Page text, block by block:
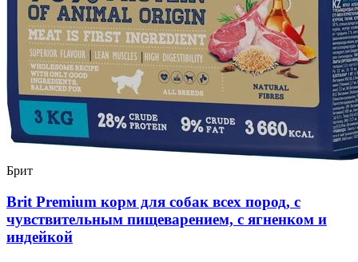
Брит
Brit Premium корм для собак всех пород, с
чувствительным пищеварением, с ягненком и
индейкой